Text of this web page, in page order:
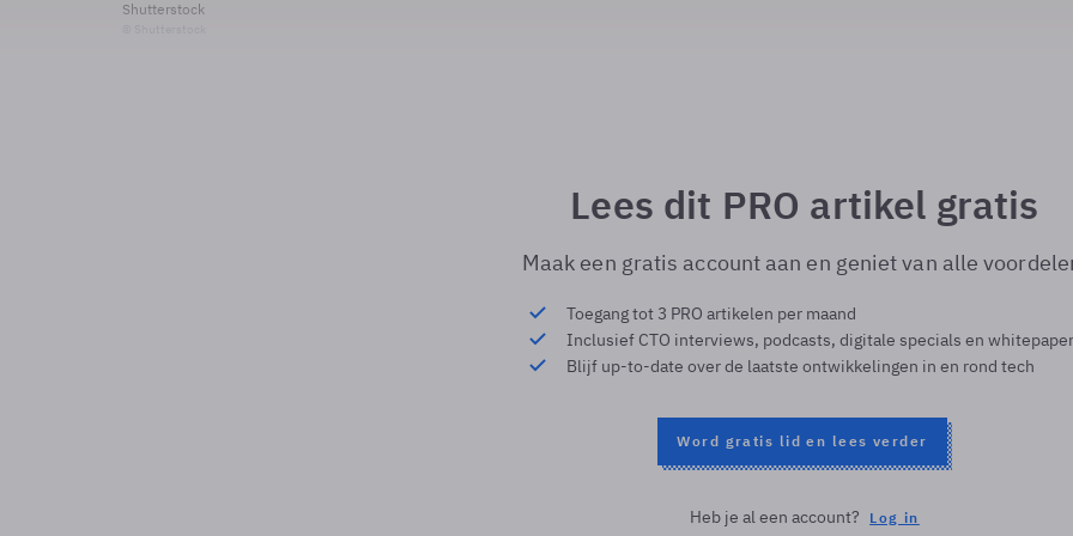
Shutterstock
Lees dit PRO artikel gratis
Maak een gratis account aan en geniet van alle
Toegang tot 3 PRO artikelen per maand
Inclusief CTO interviews, podcasts, digitale specials en
Blijf up-to-date over de laatste ontwikkelingen in en rond tech
Word gratis lid en lees verder
Heb je al een account? Log in